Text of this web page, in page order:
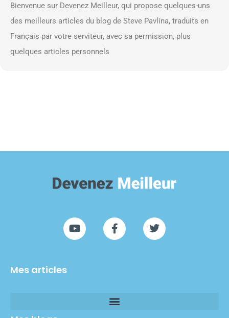
Bienvenue sur Devenez Meilleur, qui propose quelques-uns
des meilleurs articles du blog de Steve Pavlina, traduits en
Français par votre serviteur, avec sa permission, plus
quelques articles personnels
Mes articles